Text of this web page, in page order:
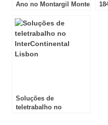
Ano no Montargil Monte
Soluções de
teletrabalho no